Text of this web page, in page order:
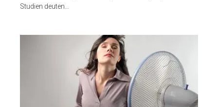
Studien deuten…